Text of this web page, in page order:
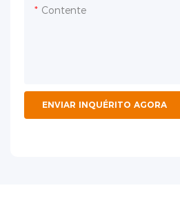
Contente
ENVIAR INQUÉRITO AGORA